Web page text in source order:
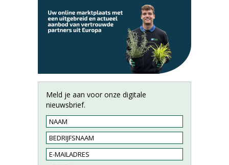
Meld je aan voor onze digitale
nieuwsbrief.